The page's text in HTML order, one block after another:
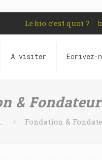
Le bio c’est quoi ?
A visiter Ecrivez-
&
Fondation &